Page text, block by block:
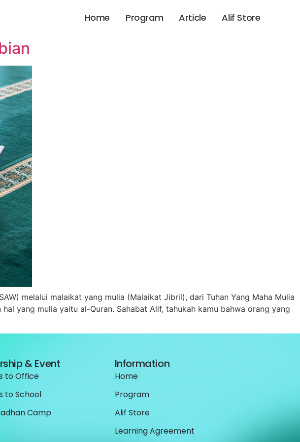
Home Program Article Alif Store
melalui malaikat yang mulia (Malaikat Jibril), dari Tuhan Yang Maha Mulia
yang mulia yaitu al-Quran. Sahabat Alif, tahukah kamu bahwa orang yang
& Event
to Office
to School
Camp
Information
Home
Program
Alif Store
Learning Agreement